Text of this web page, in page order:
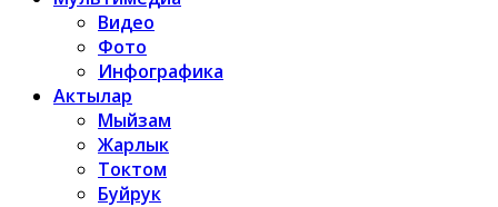
Видео
Фото
Инфографика
Актылар
Мыйзам
Жарлык
Токтом
Буйрук